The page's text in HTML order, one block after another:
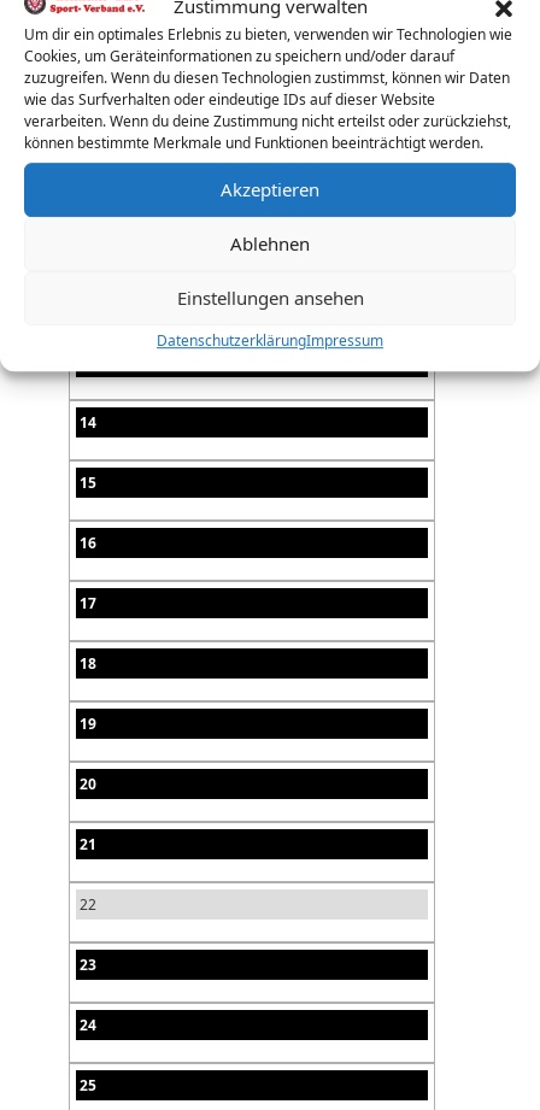
Zustimmung verwalten
Um dir ein optimales Erlebnis zu bieten, verwenden wir Technologien wie
Cookies, um Geräteinformationen zu speichern und/oder darauf
zuzugreifen. Wenn du diesen Technologien zustimmst, können wir Daten
wie das Surfverhalten oder eindeutige IDs auf dieser Website
verarbeiten. Wenn du deine Zustimmung nicht erteilst oder zurückziehst,
können bestimmte Merkmale und Funktionen beeinträchtigt werden.
Akzeptieren
Ablehnen
Einstellungen ansehen
DatenschutzerklärungImpressum
08
09
14
15
16
17
18
19
20
21
22
23
24
25